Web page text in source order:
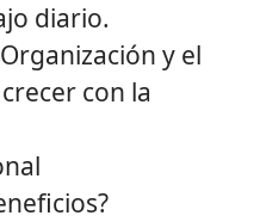
diario.
y el
con la